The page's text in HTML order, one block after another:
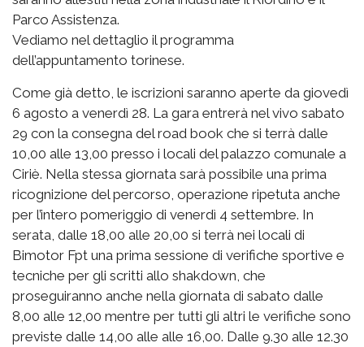
Parco Assistenza.
Vediamo nel dettaglio il programma
dell’appuntamento torinese.
Come già detto, le iscrizioni saranno aperte da giovedì
6 agosto a venerdì 28. La gara entrerà nel vivo sabato
29 con la consegna del road book che si terrà dalle
10,00 alle 13,00 presso i locali del palazzo comunale a
Ciriè. Nella stessa giornata sarà possibile una prima
ricognizione del percorso, operazione ripetuta anche
per l’intero pomeriggio di venerdì 4 settembre. In
serata, dalle 18,00 alle 20,00 si terrà nei locali di
Bimotor Fpt una prima sessione di verifiche sportive e
tecniche per gli scritti allo shakdown, che
proseguiranno anche nella giornata di sabato dalle
8,00 alle 12,00 mentre per tutti gli altri le verifiche sono
previste dalle 14,00 alle alle 16,00. Dalle 9.30 alle 12.30